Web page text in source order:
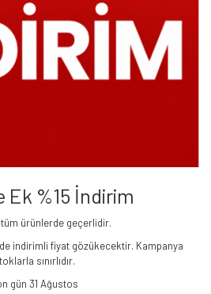
%15 İndirim
tüm ürünlerde geçerlidir.
indirimli fiyat gözükecektir. Kampanya
sınırlıdır.
gün 31 Ağustos